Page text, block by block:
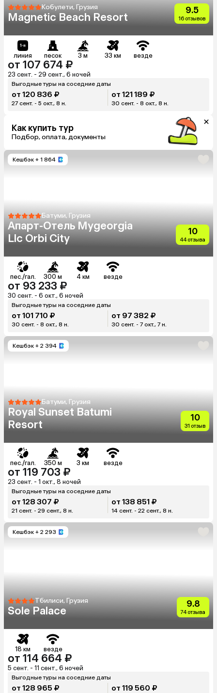
Кобулети, Грузия
Magnetic Beach Resort
9.5
16 отзывов
линия песок 3 м 33 км везде
от 107 674 ₽
23 сент. - 29 сент., 6 ночей
Выгодные туры на соседние даты
от 120 836 ₽
27 сент. - 5 окт., 8 н.
от 121 189 ₽
30 сент. - 8 окт., 8 н.
Как купить тур
Подбор, оплата, документы
Кешбэк + 1 864
Батуми, Грузия
Апарт-Отель Mygeorgia
Llc Orbi City
10
44 отзыва
пес./гал. 300 м 4 км везде
от 93 233 ₽
30 сент. - 6 окт., 6 ночей
Выгодные туры на соседние даты
от 101 710 ₽
30 сент. - 8 окт., 8 н.
от 97 382 ₽
30 сент. - 7 окт., 7 н.
Кешбэк + 2 394
Батуми, Грузия
Royal Sunset Batumi
Resort
10
31 отзыв
пес./гал. 350 м 3 км везде
от 119 703 ₽
23 сент. - 1 окт., 8 ночей
Выгодные туры на соседние даты
от 128 307 ₽
21 сент. - 29 сент., 8 н.
от 138 851 ₽
14 сент. - 22 сент., 8 н.
Кешбэк + 2 293
Тбилиси, Грузия
Sole Palace
9.8
74 отзыва
18 км везде
от 114 664 ₽
5 сент. - 11 сент., 6 ночей
Выгодные туры на соседние даты
от 128 965 ₽ от 119 560 ₽